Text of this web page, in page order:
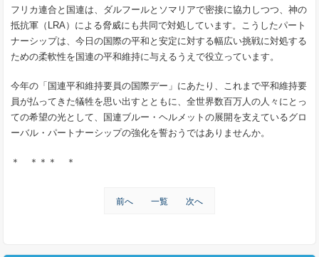
フリカ連合と国連は、ダルフールとソマリアで密接に協力しつつ、神の
抵抗軍（LRA）による脅威にも共同で対処しています。こうしたパート
ナーシップは、今日の国際の平和と安定に対する幅広い挑戦に対処する
ための柔軟性を国連の平和維持に与えるうえで役立っています。
今年の「国連平和維持要員の国際デー」にあたり、これまで平和維持要
員が払ってきた犠牲を思い出すとともに、全世界数百万人の人々にとっ
ての希望の光として、国連ブルー・ヘルメットの展開を支えているグロ
ーバル・パートナーシップの強化を誓おうではありませんか。
＊ ＊＊＊ ＊
前へ 一覧 次へ